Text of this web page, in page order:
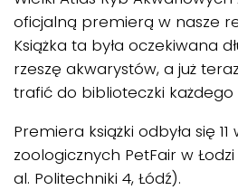
oficjalną premierą w nasze
Książka ta była oczekiwana
rzeszę akwarystów, a już
trafić do biblioteczki każdego
Premiera książki odbyła się
zoologicznych PetFair w Łodzi
al. Politechniki 4, Łódź).